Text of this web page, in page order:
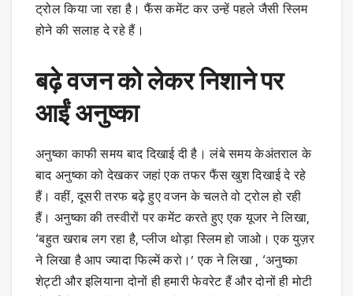
ट्रोल किया जा रहा है। फैंस कमेंट कर उन्हें पहले जैसी स्लिम
होने की सलाह दे रहे हैं।
बढ़े वजन को लेकर निशाने पर
आईं अनुष्का
अनुष्का काफी समय बाद दिखाई दी है। लंबे समय केअंतराल के
बाद अनुष्का को देखकर जहां एक तफर फैंस खुश दिखाई दे रहे
हैं। वहीं, दूसरी तरफ बढ़े हुए वजन के चलते वो ट्रोल हो रही
हैं। अनुष्का की तस्वीरों पर कमेंट करते हुए एक यूजर ने लिखा,
‘बहुत खराब लग रहा है, प्लीज थोड़ा स्लिम हो जाओ। एक युज़र
ने लिखा है आप ज्यादा फिल्में करो।’ एक ने लिखा , ‘अनुष्का
शेट्टी और इलियाना दोनों ही हमारी फेवरेट हैं और दोनों ही मोटी